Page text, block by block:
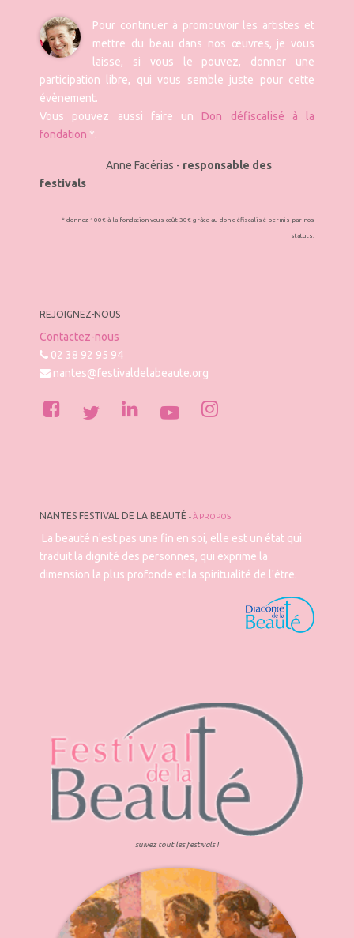
Pour continuer à promouvoir les artistes et
mettre du beau dans nos œuvres, je vous
laisse, si vous le pouvez, donner une
participation libre, qui vous semble juste pour cette
évènement.
Vous pouvez aussi faire unDon défiscalisé à la
fondation *.
Anne Facérias - responsable des
festivals
* donnez 100€ à la fondation vous coût 30€ grâce au don défiscalisé permis par nos
statuts.
REJOIGNEZ-NOUS
Contactez-nous
02 38 92 95 94
nantes@festivaldelabeaute.org
NANTES FESTIVAL DE LA BEAUTÉ -À PROPOS
La beauté n'est pas une fin en soi, elle est un état qui
traduit la dignité des personnes, qui exprime la
dimension la plus profonde et la spiritualité de l'être.
suivez tout les festivals !